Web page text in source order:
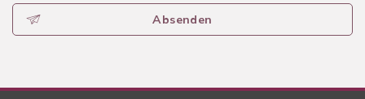
Absenden